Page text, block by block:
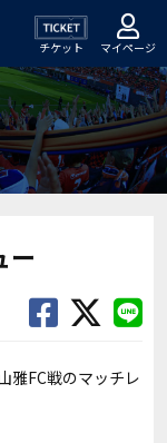
チケット マイページ
ー
雅FC戦のマッチレ